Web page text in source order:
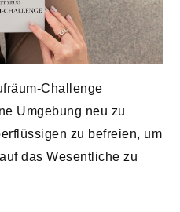
Challenge
Umgebung neu zu
zu befreien, um
das Wesentliche zu